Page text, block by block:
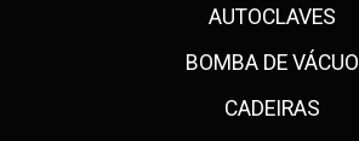
AUTOCLAVES
BOMBA DE VÁCUO
CADEIRAS